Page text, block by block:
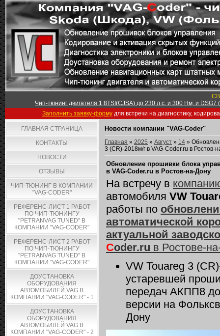
Чип-тюнинг двигателя 1,8TSI(CJSA) до 230 л.с. и 300 Нм, и
Заполнить заявку-формудля встречи на диагностику,
ГЛАВНАЯ СТРАНИЦА
КОНТАКТЫ
НОВОСТИ
ОТЗЫВЫ
ЧИП-ТЮНИНГ В КОМПАНИИ
"VAG-CODER"
РЕФЕРЕНС-ЛИСТ 1 РАБОТ
ПО ЧИП-ТЮНИНГУ
"PETRANVAG TUNED" В
КОМПАНИИ "VAG-CODER"
РЕФЕРЕНС-ЛИСТ 2 РАБОТ
ПО ЧИП-ТЮНИНГУ
"PETRANVAG TUNED" В
КОМПАНИИ "VAG-CODER"
ДОУСТАНОВКА
ОБОРУДОВАНИЯ
АВТОМОБИЛЕЙ VAG В
КОМПАНИИ "VAG-CODER" - 1
ДОУСТАНОВКА
ОБОРУДОВАНИЯ
АВТОМОБИЛЕЙ VAG В
КОМПАНИИ "VAG-CODER" - 2
Новости компании "VAG-Coder"
Главная » 2025 » Август » 14 »
3 (CR)-2018м/г в VAG-Coder.ru в Ростов-
Обновление прошивки блока
в VAG-Coder.ru в Ростов-на-Дону
На встречу в
автомобиля VW
работы по
автоматической
актуальной
Coder.ru в Ростове-
VW Touareg 3
устаревшей
передач АКПП8 до
версии на
Дону